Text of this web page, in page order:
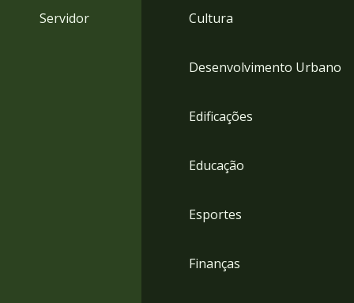
Servidor Cultura
Desenvolvimento Urbano
Edificações
Educação
Esportes
Finanças